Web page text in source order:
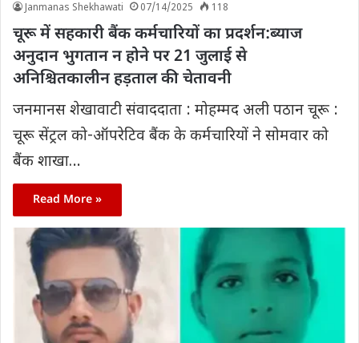
Janmanas Shekhawati 07/14/2025 118
चूरू में सहकारी बैंक कर्मचारियों का प्रदर्शन:ब्याज
अनुदान भुगतान न होने पर 21 जुलाई से
अनिश्चितकालीन हड़ताल की चेतावनी
जनमानस शेखावाटी संवाददाता : मोहम्मद अली पठान चूरू :
चूरू सेंट्रल को-ऑपरेटिव बैंक के कर्मचारियों ने सोमवार को
बैंक शाखा…
Read More »